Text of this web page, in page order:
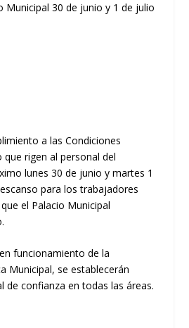
a las Condiciones
que rigen al personal del
lunes 30 de junio y martes 1
para los trabajadores
el Palacio Municipal
funcionamiento de la
Municipal, se establecerán
de confianza en todas las áreas.